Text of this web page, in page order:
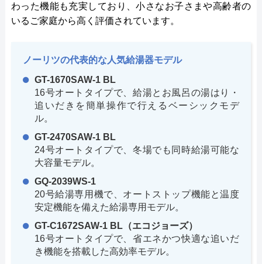
わった機能も充実しており、小さなお子さまや高齢者の
いるご家庭から高く評価されています。
ノーリツの代表的な人気給湯器モデル
GT-1670SAW-1 BL
16号オートタイプで、給湯とお風呂の湯はり・
追いだきを簡単操作で行えるベーシックモデ
ル。
GT-2470SAW-1 BL
24号オートタイプで、冬場でも同時給湯可能な
大容量モデル。
GQ-2039WS-1
20号給湯専用機で、オートストップ機能と温度
安定機能を備えた給湯専用モデル。
GT-C1672SAW-1 BL（エコジョーズ）
16号オートタイプで、省エネかつ快適な追いだ
き機能を搭載した高効率モデル。